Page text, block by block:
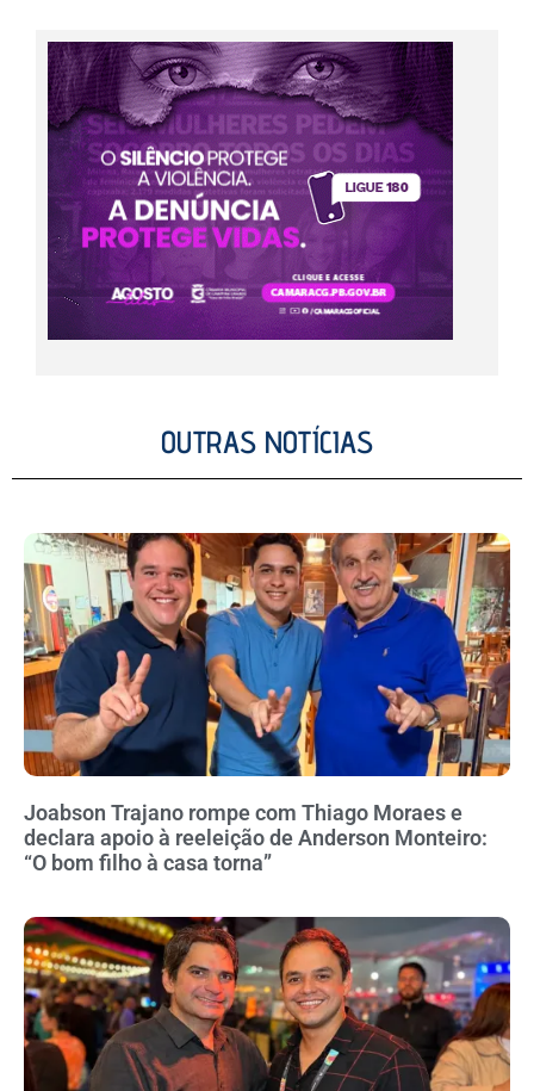
OUTRAS NOTÍCIAS
Joabson Trajano rompe com Thiago Moraes e
declara apoio à reeleição de Anderson Monteiro:
“O bom filho à casa torna”